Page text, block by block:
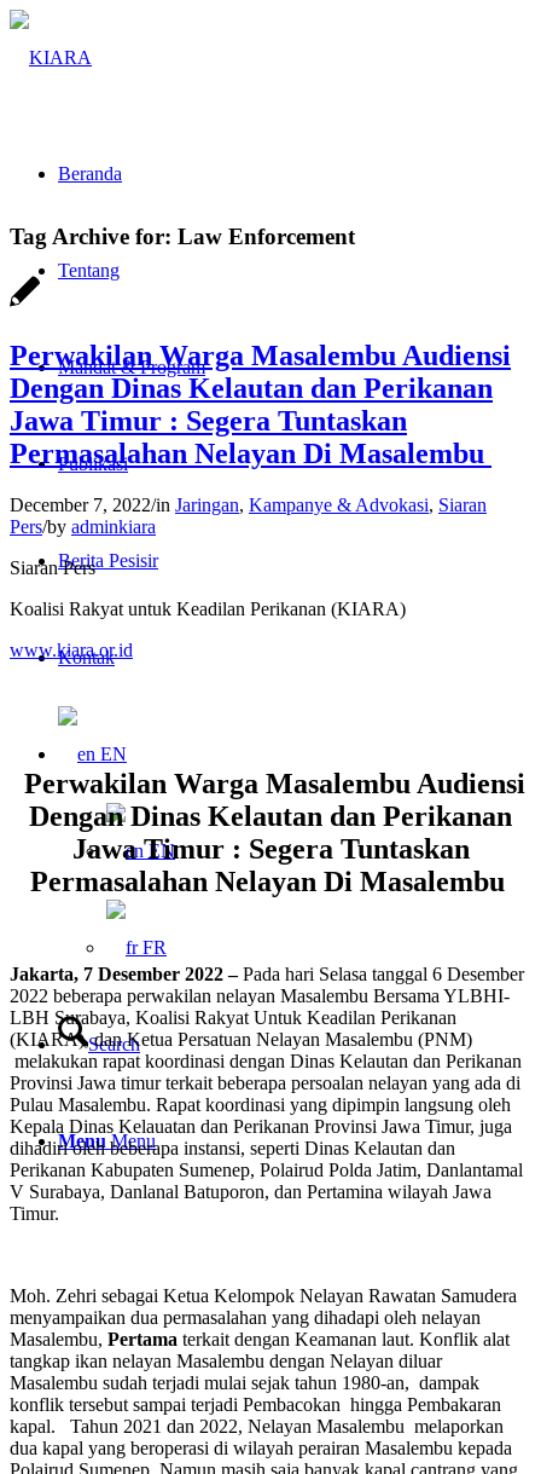
Beranda
Tentang
Mandat & Program
Publikasi
Berita Pesisir
Kontak
EN
EN
FR
Search
Menu Menu
Tag Archive for: Law Enforcement
Perwakilan Warga Masalembu Audiensi
Dengan Dinas Kelautan dan Perikanan
Jawa Timur : Segera Tuntaskan
Permasalahan Nelayan Di Masalembu
December 7, 2022/in Jaringan, Kampanye & Advokasi, Siaran
Pers/by adminkiara
Siaran Pers
Koalisi Rakyat untuk Keadilan Perikanan (KIARA)
www.kiara.or.id
Perwakilan Warga Masalembu Audiensi
Dengan Dinas Kelautan dan Perikanan
Jawa Timur : Segera Tuntaskan
Permasalahan Nelayan Di Masalembu
Jakarta, 7 Desember 2022 –Pada hari Selasa tanggal 6 Desember
2022 beberapa perwakilan nelayan Masalembu Bersama YLBHI-
LBH Surabaya, Koalisi Rakyat Untuk Keadilan Perikanan
(KIARA), dan Ketua Persatuan Nelayan Masalembu (PNM)
melakukan rapat koordinasi dengan Dinas Kelautan dan Perikanan
Provinsi Jawa timur terkait beberapa persoalan nelayan yang ada di
Pulau Masalembu. Rapat koordinasi yang dipimpin langsung oleh
Kepala Dinas Kelauatan dan Perikanan Provinsi Jawa Timur, juga
dihadiri oleh beberapa instansi, seperti Dinas Kelautan dan
Perikanan Kabupaten Sumenep, Polairud Polda Jatim, Danlantamal
V Surabaya, Danlanal Batuporon, dan Pertamina wilayah Jawa
Timur.
Moh. Zehri sebagai Ketua Kelompok Nelayan Rawatan Samudera
menyampaikan dua permasalahan yang dihadapi oleh nelayan
Masalembu, Pertama terkait dengan Keamanan laut. Konflik alat
tangkap ikan nelayan Masalembu dengan Nelayan diluar
Masalembu sudah terjadi mulai sejak tahun 1980-an, dampak
konflik tersebut sampai terjadi Pembacokan hingga Pembakaran
kapal. Tahun 2021 dan 2022, Nelayan Masalembu melaporkan
dua kapal yang beroperasi di wilayah perairan Masalembu kepada
Polairud Sumenep. Namun masih saja banyak kapal cantrang yang